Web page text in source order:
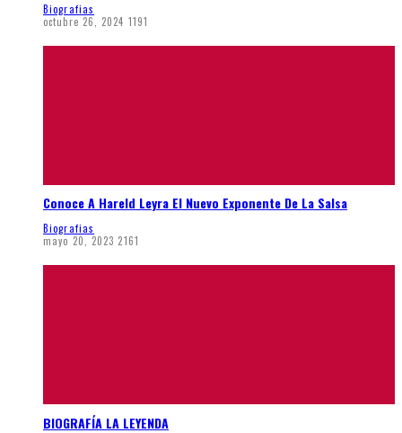
Biografias
octubre 26, 2024 1191
Conoce A Hareld Leyra El Nuevo Exponente De La Salsa
Biografias
mayo 20, 2023 2161
BIOGRAFÍA LA LEYENDA